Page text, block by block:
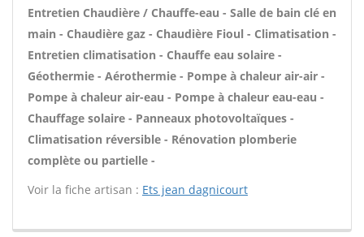
Entretien Chaudière / Chauffe-eau - Salle de bain clé en
main - Chaudière gaz - Chaudière Fioul - Climatisation -
Entretien climatisation - Chauffe eau solaire -
Géothermie - Aérothermie - Pompe à chaleur air-air -
Pompe à chaleur air-eau - Pompe à chaleur eau-eau -
Chauffage solaire - Panneaux photovoltaïques -
Climatisation réversible - Rénovation plomberie
complète ou partielle -
Voir la fiche artisan : Ets jean dagnicourt